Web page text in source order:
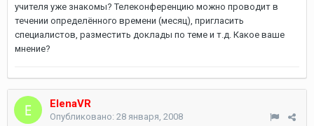
учителя уже знакомы? Телеконференцию можно проводит в
течении определённого времени (месяц), пригласить
специалистов, разместить доклады по теме и т.д. Какое ваше
мнение?
ElenaVR
Опубликовано: 28 января, 2008